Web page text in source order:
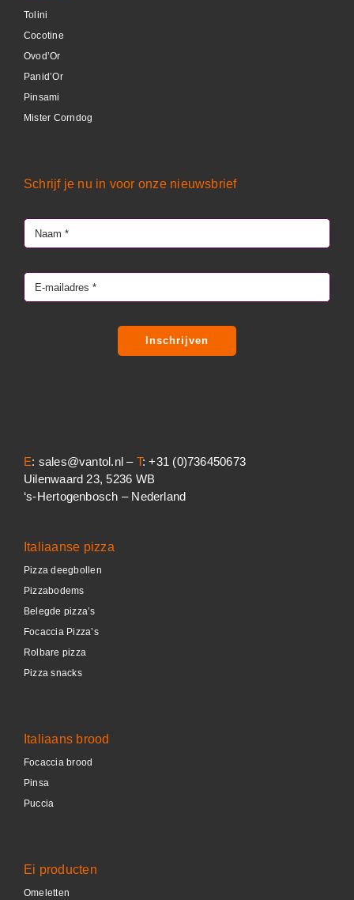
Tolini
Cocotine
Ovod’Or
Panid’Or
Pinsami
Mister Corndog
Italiaanse pizza
Pizza deegbollen
Pizzabodems
Belegde pizza’s
Focaccia Pizza’s
Rolbare pizza
Pizza snacks
Italiaans brood
Focaccia brood
Pinsa
Puccia
Ei producten
Omeletten
Schrijf je nu in voor onze nieuwsbrief
Inschrijven
E: sales@vantol.nl – T: +31 (0)736450673
Uilenwaard 23, 5236 WB
‘s-Hertogenbosch – Nederland